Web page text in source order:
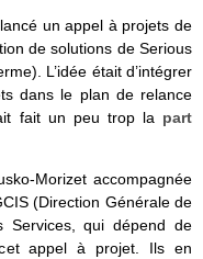
un appel à projets de
de solutions de Serious
L’idée était d’intégrer
dans le plan de relance
fait un peu trop la part
Morizet accompagnée
(Direction Générale de
Services, qui dépend de
appel à projet. Ils en